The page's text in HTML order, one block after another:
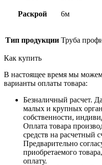
Раскрой 6м
Тип продукции Труба
Как купить
В настоящее время мы
варианты оплаты товара:
Безналичный расчет.
малых и крупных
собственности,
Оплата товара
средств на расчетный
Предварительно
приобретаемого
оплату.